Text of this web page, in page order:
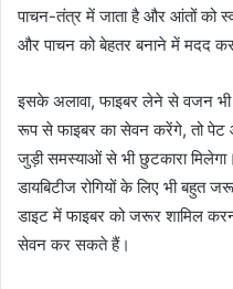
पाचन-तंत्र में जाता है और आंतों को
और पाचन को बेहतर बनाने में मदद
इसके अलावा, फाइबर लेने से वजन
रूप से फाइबर का सेवन करेंगे, तो
जुड़ी समस्याओं से भी छुटकारा
डायबिटीज रोगियों के लिए भी बहुत
डाइट में फाइबर को जरूर शामिल
सेवन कर सकते हैं।